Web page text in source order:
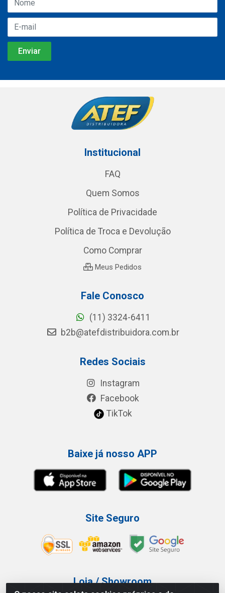
Institucional
FAQ
Quem Somos
Política de Privacidade
Política de Troca e Devolução
Como Comprar
Meus Pedidos
Fale Conosco
(11) 3324-6411
b2b@atefdistribuidora.com.br
Redes Sociais
Instagram
Facebook
TikTok
Baixe já nosso APP
Site Seguro
Loja / Showroom